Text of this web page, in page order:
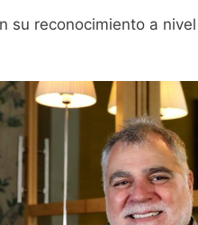
su reconocimiento a